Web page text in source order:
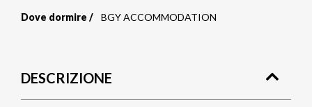
pane
Dove dormire BGY ACCOMMODATION
DESCRIZIONE